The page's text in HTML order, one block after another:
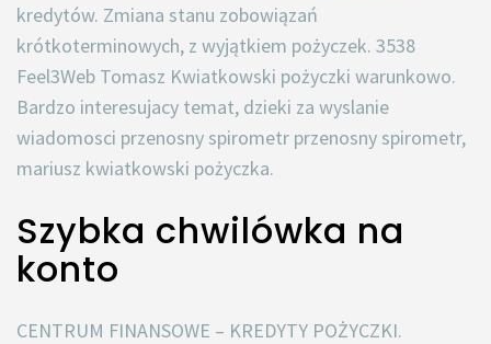
kredytów. Zmiana stanu zobowiązań
krótkoterminowych, z wyjątkiem pożyczek. 3538
Feel3Web Tomasz Kwiatkowski pożyczki warunkowo.
Bardzo interesujacy temat, dzieki za wyslanie
wiadomosci przenosny spirometr przenosny spirometr,
mariusz kwiatkowski pożyczka.
Szybka chwilówka na
konto
CENTRUM FINANSOWE – KREDYTY POŻYCZKI.